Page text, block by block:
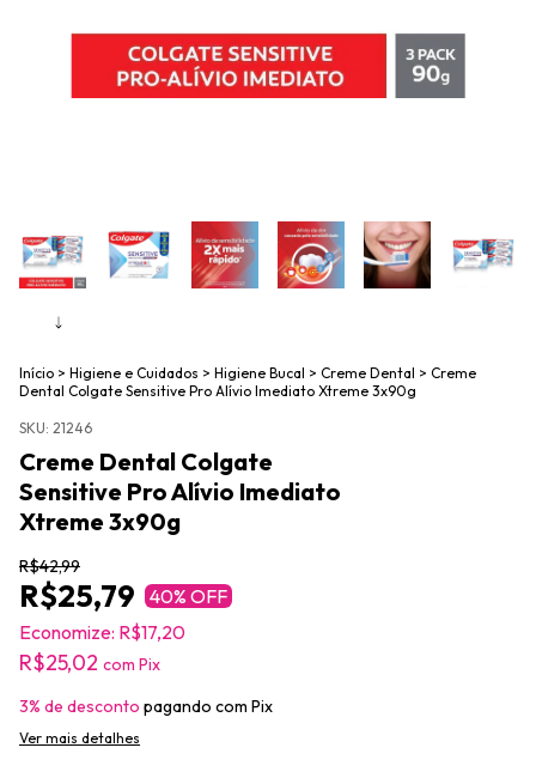
Início > Higiene e Cuidados > Higiene Bucal > Creme Dental > Creme
Dental Colgate Sensitive Pro Alívio Imediato Xtreme 3x90g
SKU: 21246
Creme Dental Colgate
Sensitive Pro Alívio Imediato
Xtreme 3x90g
R$42,99
R$25,79 40% OFF
Economize: R$17,20
R$25,02 com Pix
3% de desconto pagando com Pix
Ver mais detalhes